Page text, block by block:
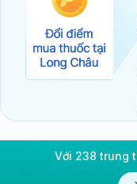
Với 238 trung